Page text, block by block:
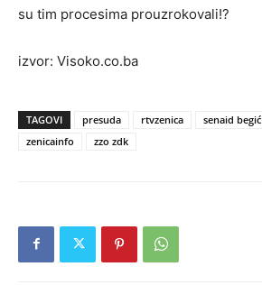
su tim procesima prouzrokovali!?
izvor: Visoko.co.ba
TAGOVI presuda rtvzenica senaid begić
zenicainfo
zzo zdk